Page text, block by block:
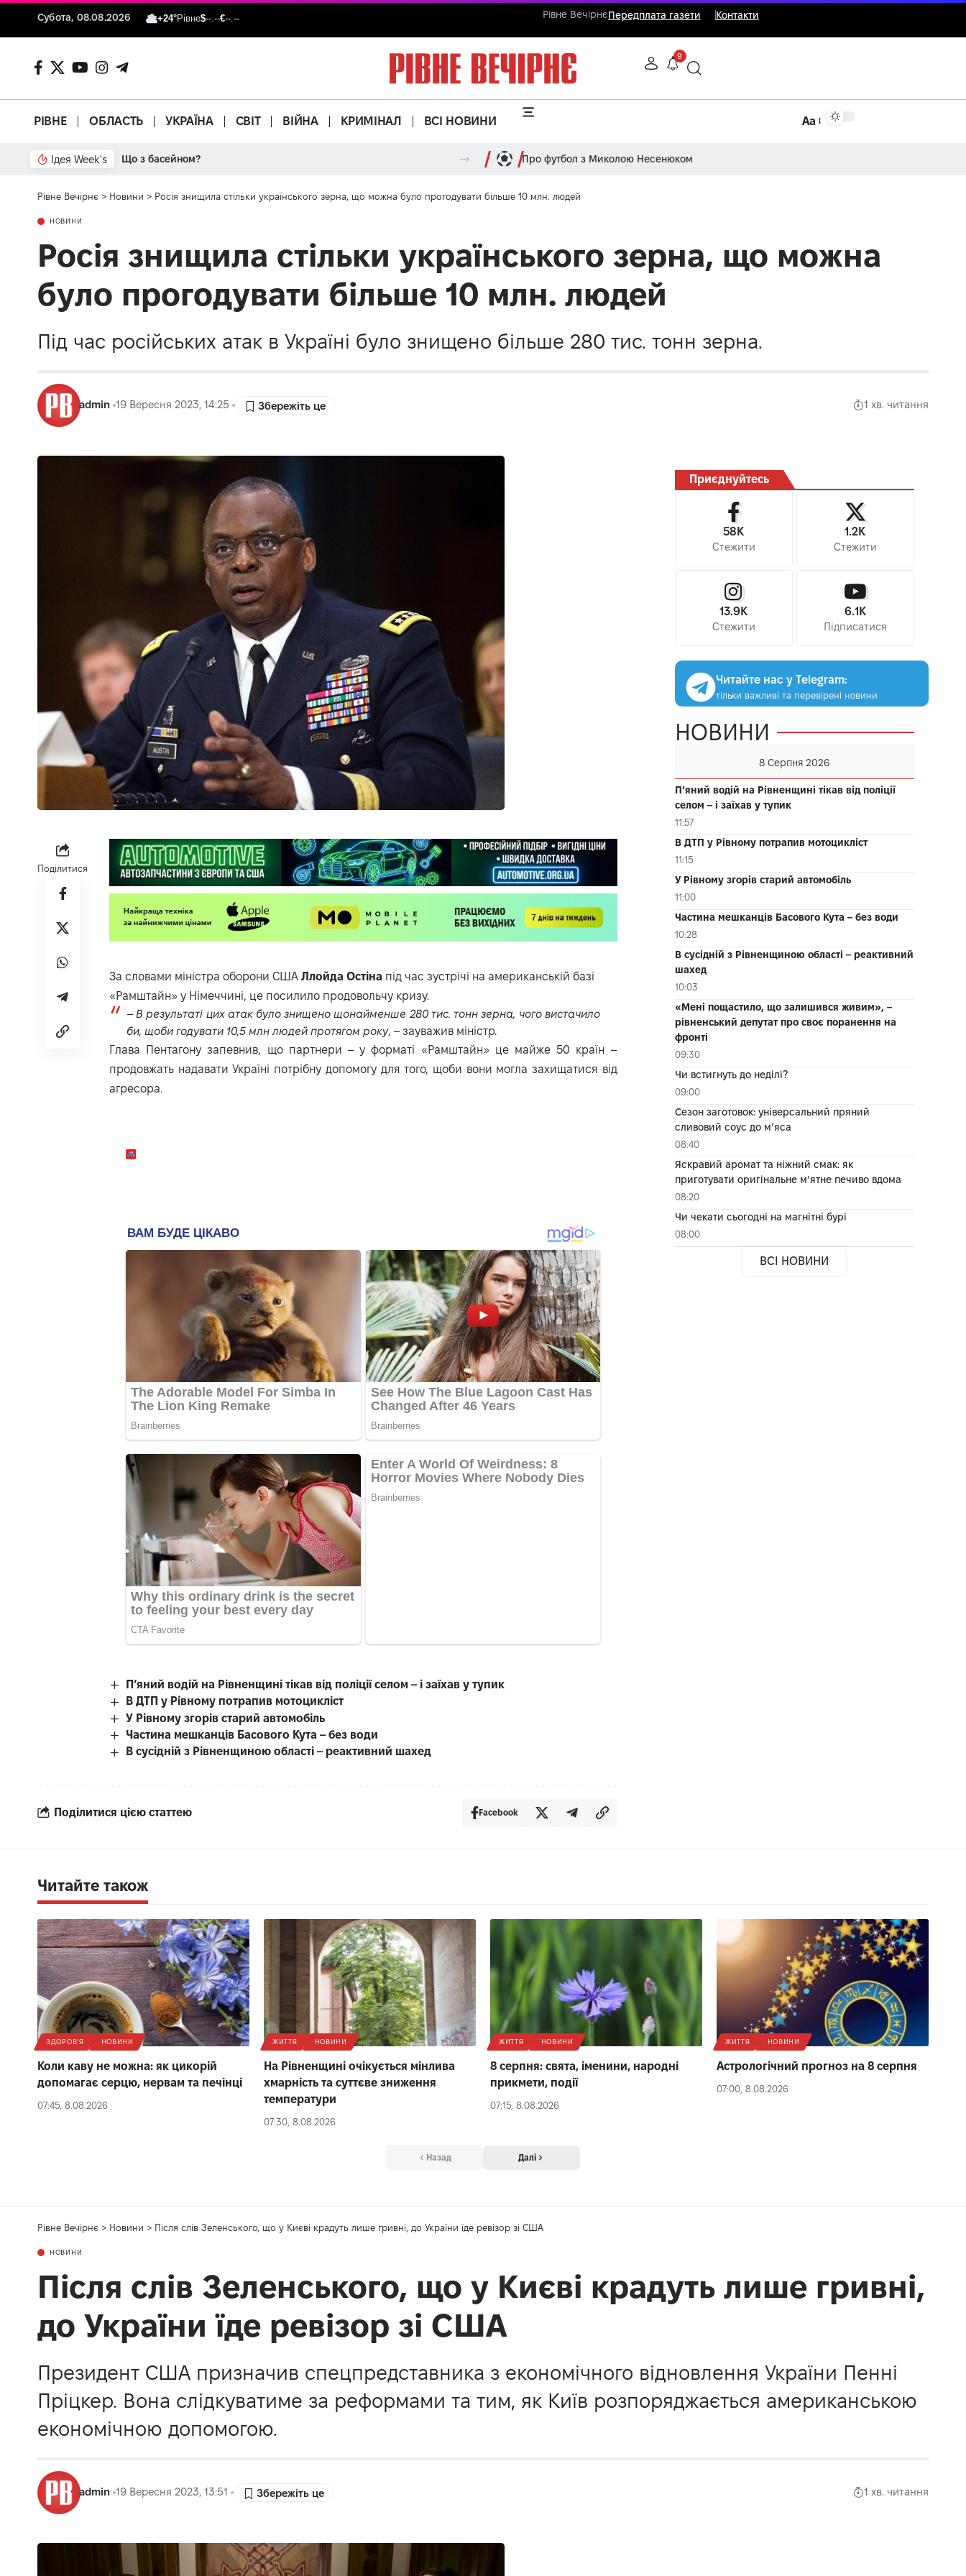
Субота, 08.08.2026 +24°Рівне$--.--€--.-- Рівне ВечірнєПередплата газети Контакти
9
РІВНЕ ОБЛАСТЬ УКРАЇНА СВІТ ВІЙНА КРИМІНАЛ ВСІ НОВИНИ Аа
Ідея Week's Що з басейном? Про футбол з Миколою Несенюком
Рівне Вечірнє > Новини > Росія знищила стільки українського зерна, що можна було прогодувати більше 10 млн. людей
НОВИНИ
Росія знищила стільки українського зерна, що можна
було прогодувати більше 10 млн. людей
Під час російських атак в Україні було знищено більше 280 тис. тонн зерна.
admin 19 Вересня 2023, 14:25 1 хв. читання
Поділитися
За словами міністра оборони США Ллойда Остіна під час зустрічі на американській базі
«Рамштайн» у Німеччині, це посилило продовольчу кризу.
– В результаті цих атак було знищено щонайменше 280 тис. тонн зерна, чого вистачило
би, щоби годувати 10,5 млн людей протягом року, – зауважив міністр.
Глава Пентагону запевнив, що партнери – у форматі «Рамштайн» це майже 50 країн –
продовжать надавати Україні потрібну допомогу для того, щоби вони могла захищатися від
агресора.
П’яний водій на Рівненщині тікав від поліції селом – і заїхав у тупик
В ДТП у Рівному потрапив мотоцикліст
У Рівному згорів старий автомобіль
Частина мешканців Басового Кута – без води
В сусідній з Рівненщиною області – реактивний шахед
Поділитися цією статтею Facebook
Приєднуйтесь
58K
Стежити
1.2K
Стежити
13.9K
Стежити
6.1K
Підписатися
Читайте нас у Telegram:
тільки важливі та перевірені новини
НОВИНИ
8 Серпня 2026
П’яний водій на Рівненщині тікав від поліції
селом – і заїхав у тупик
11:57
В ДТП у Рівному потрапив мотоцикліст
11:15
У Рівному згорів старий автомобіль
11:00
Частина мешканців Басового Кута – без води
10:28
В сусідній з Рівненщиною області – реактивний
шахед
10:03
«Мені пощастило, що залишився живим», –
рівненський депутат про своє поранення на
фронті
09:30
Чи встигнуть до неділі?
09:00
Сезон заготовок: універсальний пряний
сливовий соус до мʼяса
08:40
Яскравий аромат та ніжний смак: як
приготувати оригінальне м’ятне печиво вдома
08:20
Чи чекати сьогодні на магнітні бурі
08:00
ВСІ НОВИНИ
Читайте також
ЗДОРОВ'Я НОВИНИ
Коли каву не можна: як цикорій
допомагає серцю, нервам та печінці
07:45, 8.08.2026
ЖИТТЯ НОВИНИ
На Рівненщині очікується мінлива
хмарність та суттєве зниження
температури
07:30, 8.08.2026
ЖИТТЯ НОВИНИ
8 серпня: свята, іменини, народні
прикмети, події
07:15, 8.08.2026
ЖИТТЯ НОВИНИ
Астрологічний прогноз на 8 серпня
07:00, 8.08.2026
Назад Далі
Рівне Вечірнє > Новини > Після слів Зеленського, що у Києві крадуть лише гривні, до України їде ревізор зі США
НОВИНИ
Після слів Зеленського, що у Києві крадуть лише гривні,
до України їде ревізор зі США
Президент США призначив спецпредставника з економічного відновлення України Пенні
Пріцкер. Вона слідкуватиме за реформами та тим, як Київ розпоряджається американською
економічною допомогою.
admin 19 Вересня 2023, 13:51 1 хв. читання